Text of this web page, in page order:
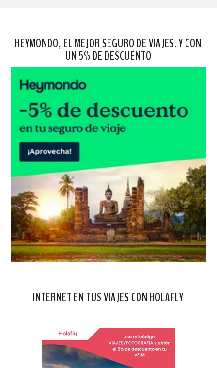
HEYMONDO, EL MEJOR SEGURO DE VIAJES. Y CON
UN 5% DE DESCUENTO
INTERNET EN TUS VIAJES CON HOLAFLY